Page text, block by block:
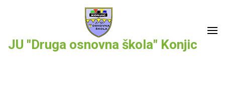
(Press
JU "Druga osnovna škola" Konjic